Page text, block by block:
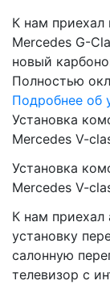
К нам приехал
Mercedes G-
новый
Полностью
Подробнее об
Установка
Mercedes V-
Установка
Mercedes V-
К нам приехал
установку
салонную
телевизор с